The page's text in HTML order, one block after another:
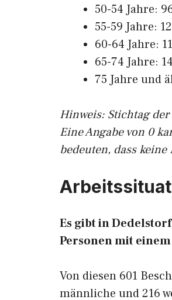
50-54 Jahre:
55-59 Jahre:
60-64 Jahre:
65-74 Jahre:
75 Jahre und
Hinweis: Stichtag
Eine Angabe von 0
bedeuten, dass
Es gibt in
Personen mit
Von diesen 601
männliche und 216